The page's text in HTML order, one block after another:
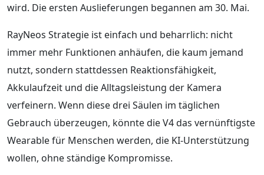
wird. Die ersten Auslieferungen begannen am 30. Mai.
RayNeos Strategie ist einfach und beharrlich: nicht
immer mehr Funktionen anhäufen, die kaum jemand
nutzt, sondern stattdessen Reaktionsfähigkeit,
Akkulaufzeit und die Alltagsleistung der Kamera
verfeinern. Wenn diese drei Säulen im täglichen
Gebrauch überzeugen, könnte die V4 das vernünftigste
Wearable für Menschen werden, die KI-Unterstützung
wollen, ohne ständige Kompromisse.